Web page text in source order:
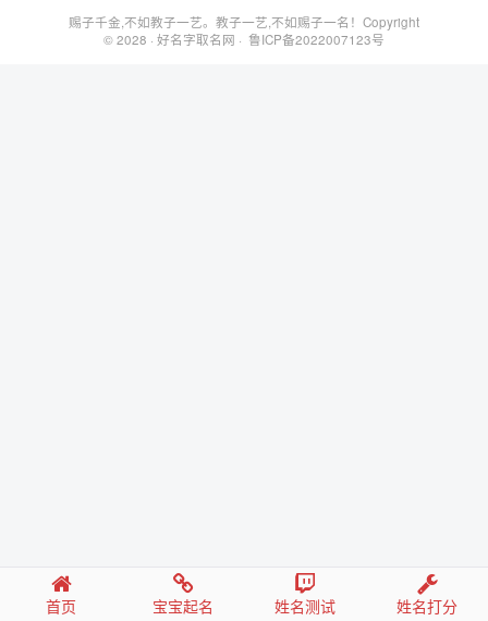
赐子千金,不如教子一艺。教子一艺,不如赐子一名！Copyright
© 2028 · 好名字取名网 · 鲁ICP备2022007123号
首页 宝宝起名 姓名测试 姓名打分